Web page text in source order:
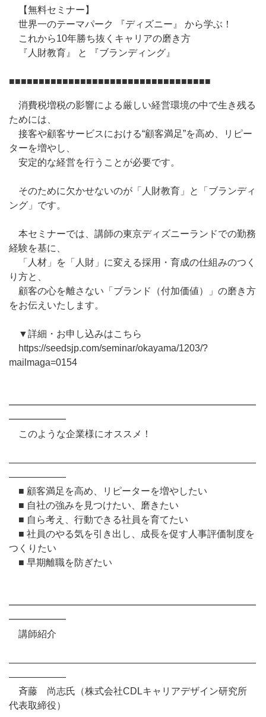
【無料セミナー】
世界一のテーマパーク 『ディズニー』 から学ぶ！
これから10年勝ち抜くキャリアの磨き方
『人財教育』 と 『ブランディング』
■■■■■■■■■■■■■■■■■■■■■■■■■■■■■■■■■■
消費税増税の影響による厳しい経営環境の中で生き残る
ためには、
接客や顧客サービスにおける“顧客満足”を高め、リピー
ターを増やし、
安定的な経営を行うことが必要です。
そのために欠かせないのが「人財教育」と「ブランディ
ング」です。
本セミナーでは、講師の東京ディズニーランドでの勤務
経験を基に、
「人材」を「人財」に変える採用・育成の仕組みのつく
り方と、
顧客の心を離さない「ブランド（付加価値）」の磨き方
をお伝えいたします。
▼詳細・お申し込みはこちら
https://seedsjp.com/seminar/okayama/1203/?
mailmaga=0154
━━━━━━━━━━━━━━━━━━━━━━━━━━
━━━━━━
このような企業様にオススメ！
――――――――――――――――――――――――――
――――――
■ 顧客満足を高め、リピーターを増やしたい
■ 自社の強みを見つけたい、磨きたい
■ 自ら考え、行動できる社員を育てたい
■ 社員のやる気を引き出し、成長を促す人事評価制度を
つくりたい
■ 早期離職を防ぎたい
━━━━━━━━━━━━━━━━━━━━━━━━━━
━━━━━━
講師紹介
――――――――――――――――――――――――――
――――――
斉藤 尚志氏（株式会社CDLキャリアデザイン研究所
代表取締役）